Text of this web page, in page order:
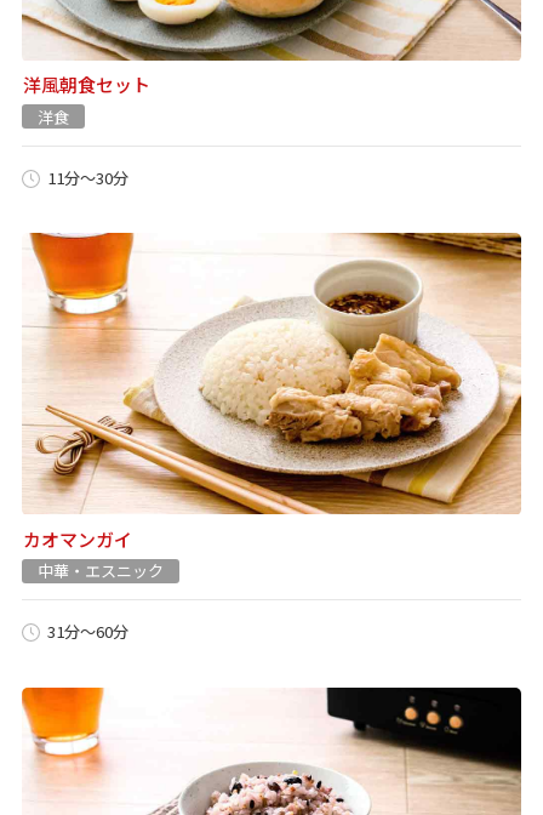
洋風朝食セット
洋食
11分～30分
カオマンガイ
中華・エスニック
31分～60分